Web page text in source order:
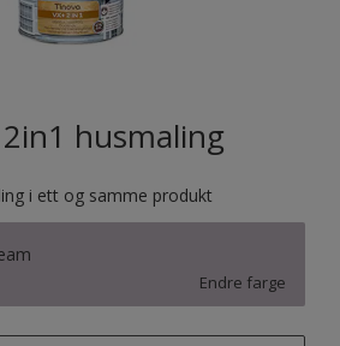
husmaling
i ett og samme produkt
Endre farge